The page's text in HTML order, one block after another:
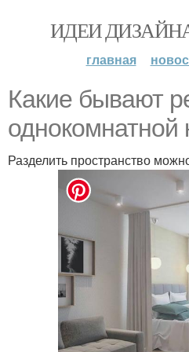
ИДЕИ
главная
Какие бывают
однокомнатной
Разделить пространство